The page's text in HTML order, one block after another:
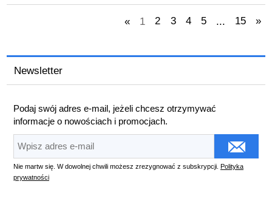
« 1 2 3 4 5 15 »
Newsletter
Podaj swój adres e-mail, jeżeli chcesz otrzymywać
informacje o nowościach i promocjach.
Nie martw się. W dowolnej chwili możesz zrezygnować z subskrypcji. Polityka
prywatności